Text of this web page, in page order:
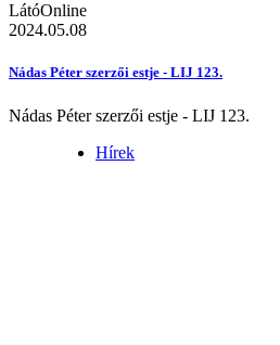
LátóOnline
2024.05.08
Nádas Péter szerzői estje - LIJ 123.
Nádas Péter szerzői estje - LIJ 123.
Hírek